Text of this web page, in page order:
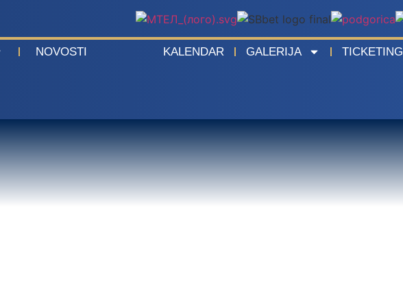
NOVOSTI KALENDAR GALERIJA TICKETING